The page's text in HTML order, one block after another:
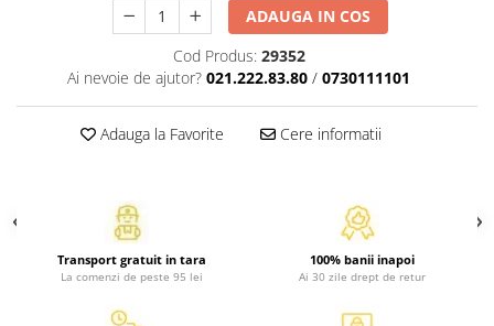
Literatura si fictiune
Povesti pentru copii
Dictionare si enciclopedii
Dictionare de limba romana
Dictionare tematice
Enciclopedii
Diete si fitness
ADAUGA IN COS
Cod Produs: 29352
Ai nevoie de ajutor? 021.222.83.80 / 0730111101
Adauga la Favorite Cere informatii
Transport gratuit in tara
La comenzi de peste 95 lei
100% banii inapoi
Ai 30 zile drept de retur